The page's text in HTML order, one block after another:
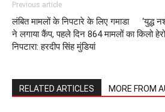
Previous article
लंबित मामलों के निपटारे के लिए गमाडा
ने लगाया कैंप, पहले दिन 864 मामलों का
निपटारा: हरदीप सिंह मुंडियां
‘युद्ध
किलो
RELATED ARTICLES MORE FROM